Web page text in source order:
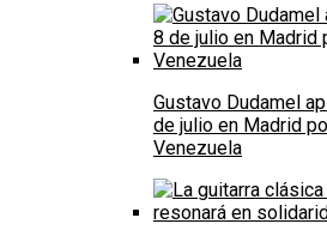
Gustavo Dudamel
de julio en Madrid
Venezuela